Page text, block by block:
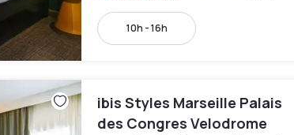
10h - 16h
ibis Styles Marseille Palais
des Congres Velodrome